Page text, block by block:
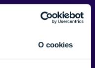
O cookies